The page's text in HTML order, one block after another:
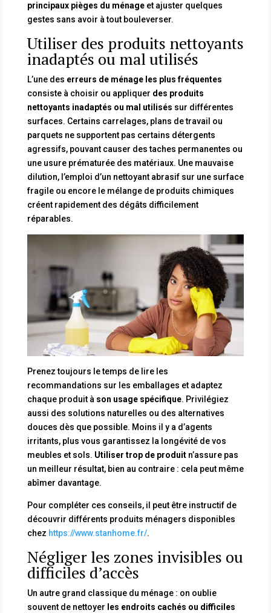
principaux pièges du ménageet ajuster quelques
gestes sans avoir à tout bouleverser.
Utiliser des produits nettoyants
inadaptés ou mal utilisés
L’une des erreurs de ménage les plus fréquentes
consiste à choisir ou appliquer des produits
nettoyants inadaptés ou mal utilisés sur différentes
surfaces. Certains carrelages, plans de travail ou
parquets ne supportent pas certains détergents
agressifs, pouvant causer des taches permanentes ou
une usure prématurée des matériaux. Une mauvaise
dilution, l’emploi d’un nettoyant abrasif sur une surface
fragile ou encore le mélange de produits chimiques
créent rapidement des dégâts difficilement
réparables.
Prenez toujours le temps de lire les
recommandations sur les emballages et adaptez
chaque produit à son usage spécifique. Privilégiez
aussi des solutions naturelles ou des alternatives
douces dès que possible. Moins il y a d’agents
irritants, plus vous garantissez la longévité de vos
meubles et sols. Utiliser trop de produitn’assure pas
un meilleur résultat, bien au contraire : cela peut même
abîmer davantage.
Pour compléter ces conseils, il peut être instructif de
découvrir différents produits ménagers disponibles
chez https://www.stanhome.fr/.
Négliger les zones invisibles ou
difficiles d’accès
Un autre grand classique du ménage : on oublie
souvent de nettoyer les endroits cachés ou difficiles